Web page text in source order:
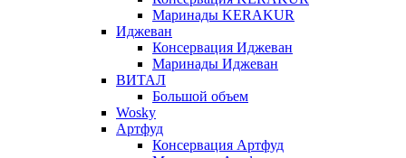
Маринады KERAKUR
Иджеван
Консервация Иджеван
Маринады Иджеван
ВИТАЛ
Большой объем
Wosky
Артфуд
Консервация Артфуд